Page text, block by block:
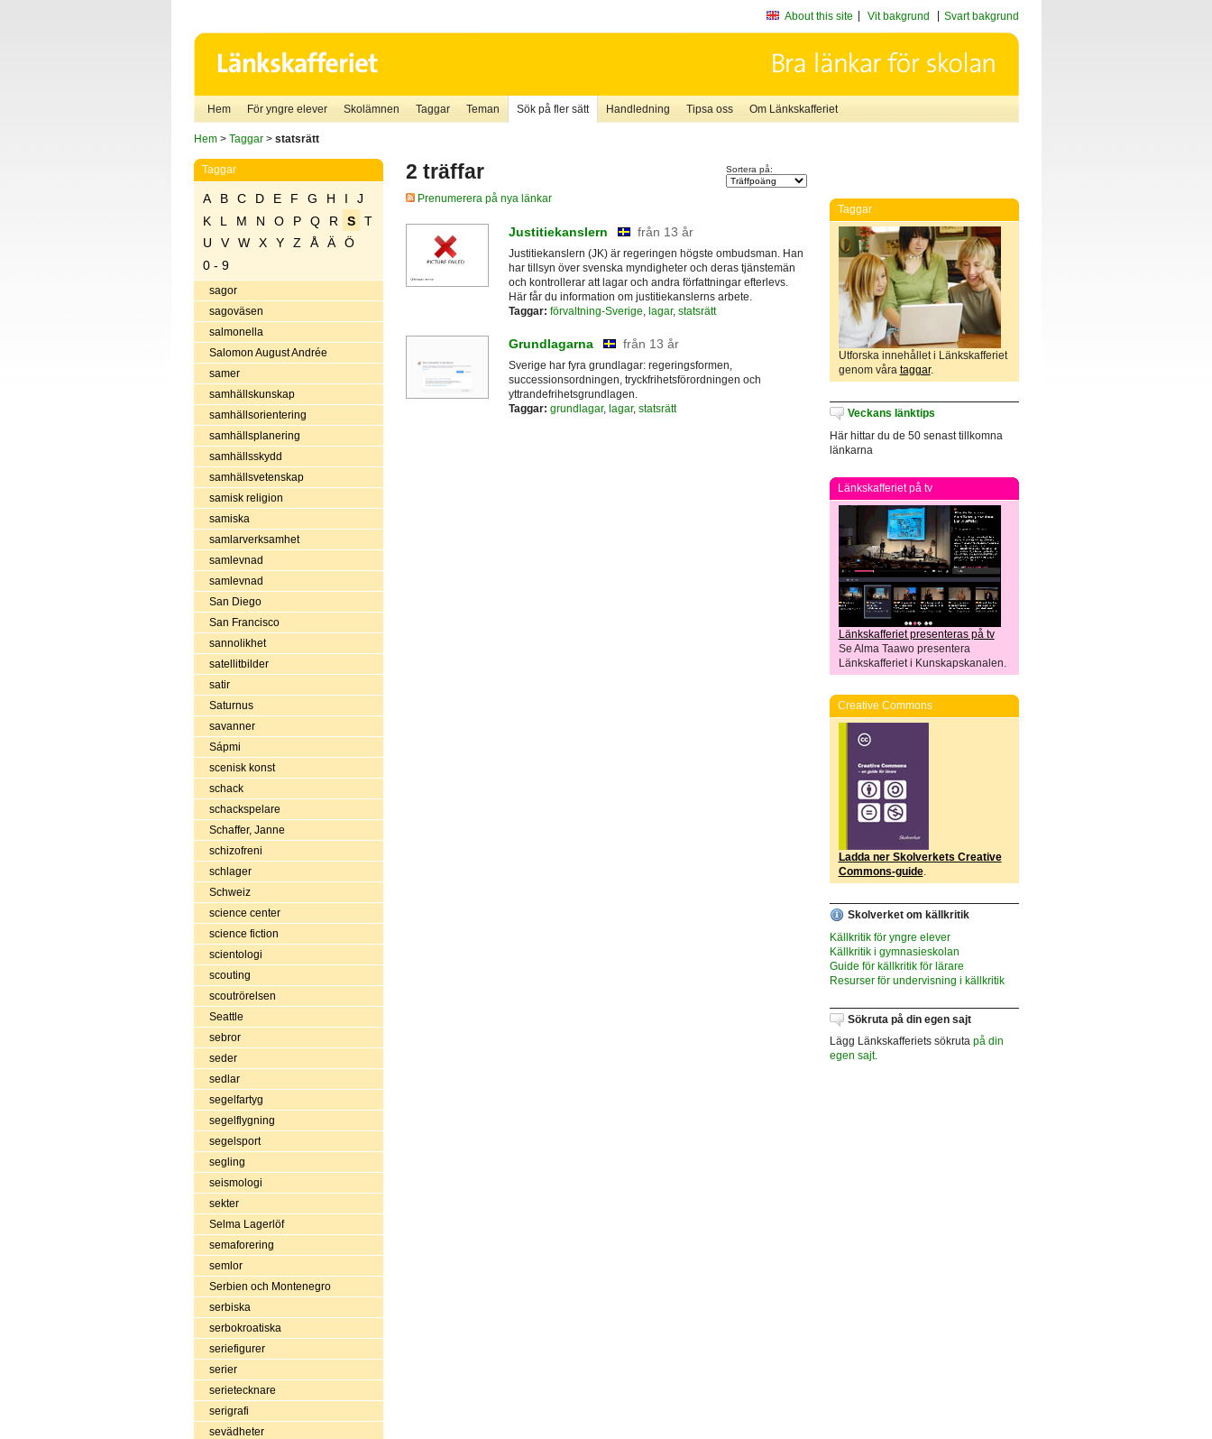
About this site Vit bakgrund Svart bakgrund
Hem För yngre elever Skolämnen Taggar Teman Sök på fler sätt Handledning Tipsa oss Om Länkskafferiet
Hem> Taggar> statsrätt
Taggar
A B C D E F G H I
J
K
L M N O P Q R S
T
U
V W X Y Z Å Ä
Ö
0 - 9
sagor
sagoväsen
salmonella
Salomon August Andrée
samer
samhällskunskap
samhällsorientering
samhällsplanering
samhällsskydd
samhällsvetenskap
samisk religion
samiska
samlarverksamhet
samlevnad
samlevnad
San Diego
San Francisco
sannolikhet
satellitbilder
satir
Saturnus
savanner
Sápmi
scenisk konst
schack
schackspelare
Schaffer, Janne
schizofreni
schlager
Schweiz
science center
science fiction
scientologi
scouting
scoutrörelsen
Seattle
sebror
seder
sedlar
segelfartyg
segelflygning
segelsport
segling
seismologi
sekter
Selma Lagerlöf
semaforering
semlor
Serbien och Montenegro
serbiska
serbokroatiska
seriefigurer
serier
serietecknare
serigrafi
sevädheter
2 träffar Sortera på:
Prenumerera på nya länkar
Justitiekanslern från 13 år
Justitiekanslern (JK) är regeringen högste ombudsman. Han
har tillsyn över svenska myndigheter och deras tjänstemän
och kontrollerar att lagar och andra författningar efterlevs.
Här får du information om justitiekanslerns arbete.
Taggar: förvaltning-Sverige lagar, statsrätt
Grundlagarna från 13 år
Sverige har fyra grundlagar: regeringsformen,
successionsordningen, tryckfrihetsförordningen och
yttrandefrihetsgrundlagen.
Taggar: grundlagar, lagar, statsrätt
Taggar
Utforska innehållet i Länkskafferiet
genom våra taggar.
Veckans länktips
Här hittar du de 50 senast tillkomna
länkarna
Länkskafferiet på tv
Länkskafferiet presenteras på tv
Se Alma Taawo presentera
Länkskafferiet i Kunskapskanalen.
Creative Commons
Ladda ner Skolverkets Creative
Commons-guide.
Skolverket om källkritik
Källkritik för yngre elever
Källkritik i gymnasieskolan
Guide för källkritik för lärare
Resurser för undervisning i källkritik
Sökruta på din egen sajt
Lägg Länkskafferiets sökruta på din
egen sajt.